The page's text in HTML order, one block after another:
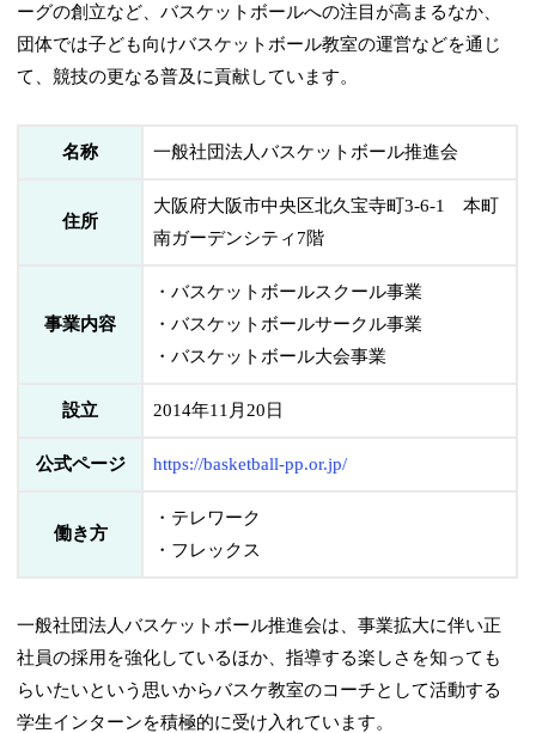
ーグの創立など、バスケットボールへの注目が高まるなか、
団体では子ども向けバスケットボール教室の運営などを通じ
て、競技の更なる普及に貢献しています。
名称 一般社団法人バスケットボール推進会
住所
大阪府大阪市中央区北久宝寺町3-6-1 本町
南ガーデンシティ7階
事業内容
・バスケットボールスクール事業
・バスケットボールサークル事業
・バスケットボール大会事業
設立 2014年11月20日
公式ページ https://basketball-pp.or.jp/
働き方
・テレワーク
・フレックス
一般社団法人バスケットボール推進会は、事業拡大に伴い正
社員の採用を強化しているほか、指導する楽しさを知っても
らいたいという思いからバスケ教室のコーチとして活動する
学生インターンを積極的に受け入れています。